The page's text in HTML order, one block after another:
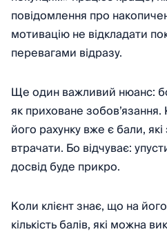
повідомлення про
мотивацію не відкладати
перевагами відразу.
Ще один важливий нюанс:
як приховане
його рахунку вже є бали,
втрачати. Бо відчуває:
досвід буде прикро.
Коли клієнт знає, що на
кількість балів, які можна